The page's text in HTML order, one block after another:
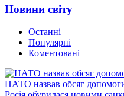
Новини світу
Останні
Популярні
Коментовані
НАТО назвав обсяг